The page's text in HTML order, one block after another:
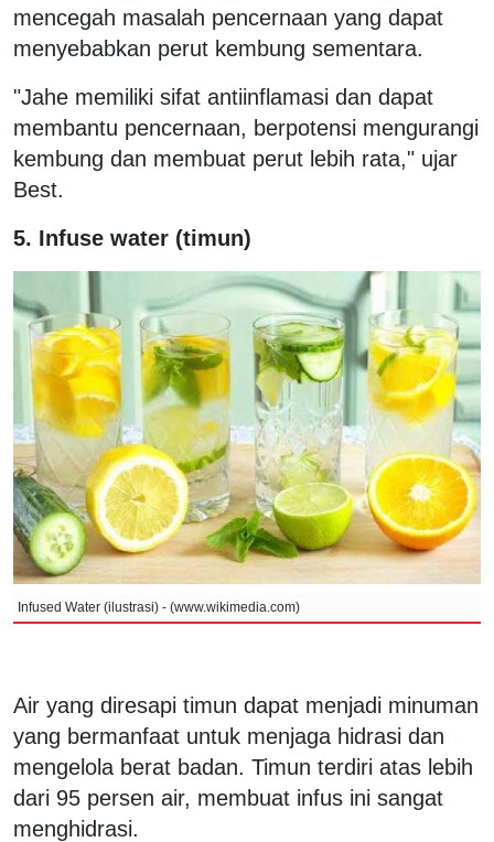
mencegah masalah pencernaan yang dapat
menyebabkan perut kembung sementara.
"Jahe memiliki sifat antiinflamasi dan dapat
membantu pencernaan, berpotensi mengurangi
kembung dan membuat perut lebih rata," ujar
Best.
5. Infuse water (timun)
Infused Water (ilustrasi) - (www.wikimedia.com)
Air yang diresapi timun dapat menjadi minuman
yang bermanfaat untuk menjaga hidrasi dan
mengelola berat badan. Timun terdiri atas lebih
dari 95 persen air, membuat infus ini sangat
menghidrasi.